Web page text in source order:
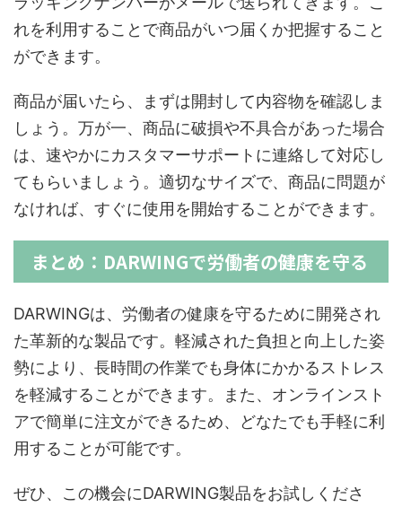
れを利用することで商品がいつ届くか把握すること
ができます。
商品が届いたら、まずは開封して内容物を確認しま
しょう。万が一、商品に破損や不具合があった場合
は、速やかにカスタマーサポートに連絡して対応し
てもらいましょう。適切なサイズで、商品に問題が
なければ、すぐに使用を開始することができます。
まとめ：DARWINGで労働者の健康を守る
DARWINGは、労働者の健康を守るために開発され
た革新的な製品です。軽減された負担と向上した姿
勢により、長時間の作業でも身体にかかるストレス
を軽減することができます。また、オンラインスト
アで簡単に注文ができるため、どなたでも手軽に利
用することが可能です。
ぜひ、この機会にDARWING製品をお試しくださ